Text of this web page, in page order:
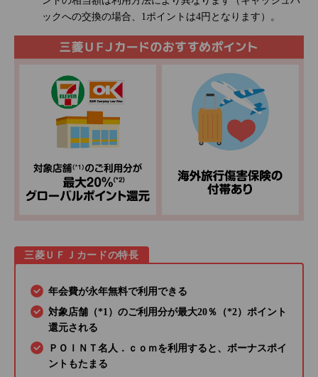
ックへの交換の場合、1ポイントは4円となります）。
三菱ＵＦＪカードの特長
年会費が永年無料で利用できる
対象店舗（*1）のご利用分が最大20％（*2）ポイント
還元される
ＰＯＩＮＴ名人．ｃｏｍを利用すると、ボーナスポイ
ントもたまる